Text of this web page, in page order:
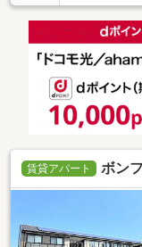
賃貸アパート ボン